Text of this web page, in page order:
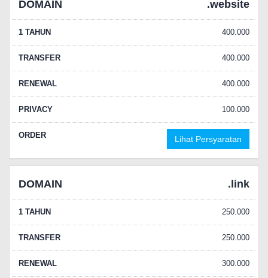
DOMAIN .website
1 TAHUN 400.000
TRANSFER 400.000
RENEWAL 400.000
PRIVACY 100.000
ORDER Lihat Persyaratan
DOMAIN .link
1 TAHUN 250.000
TRANSFER 250.000
RENEWAL 300.000